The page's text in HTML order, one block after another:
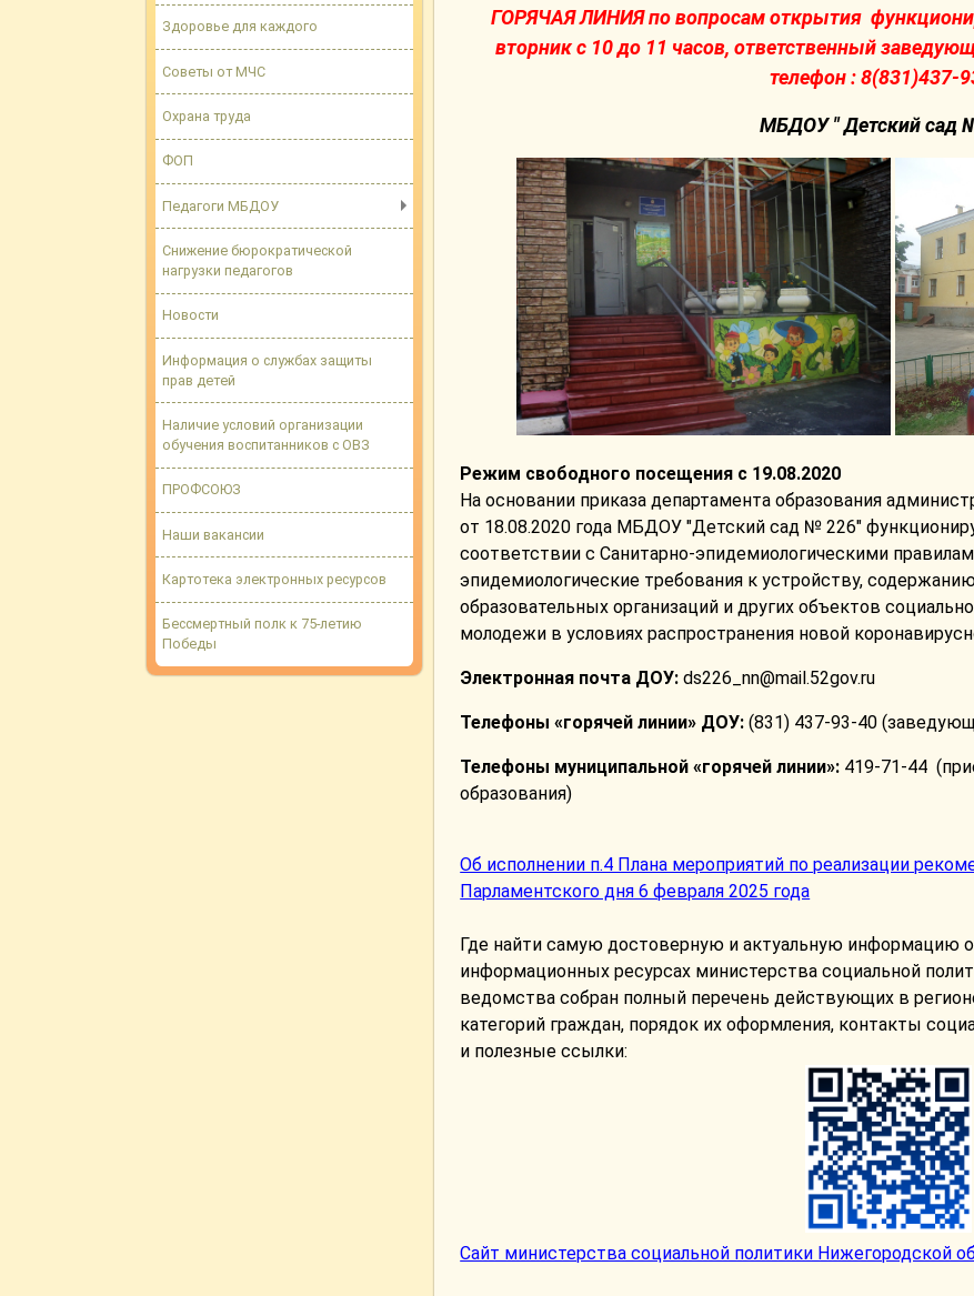
Здоровье для каждого
Советы от МЧС
Охрана труда
ФОП
Педагоги МБДОУ
Снижение бюрократической
нагрузки педагогов
Новости
Информация о службах защиты
прав детей
Наличие условий организации
обучения воспитанников с ОВЗ
ПРОФСОЮЗ
Наши вакансии
Картотека электронных ресурсов
Бессмертный полк к 75-летию
Победы
ГОРЯЧАЯ ЛИНИЯ по вопросам открытия
вторник с 10 до 11 часов, ответственный
телефон : 8(831)437-
МБДОУ " Детский сад
Режим свободного посещения с 19.08.2020
На основании приказа департамента образования
от 18.08.2020 года МБДОУ "Детский сад № 226"
соответствии с Санитарно-эпидемиологическими
эпидемиологические требования к устройству,
образовательных организаций и других объектов
молодежи в условиях распространения новой
Электронная почта ДОУ: ds226_nn@mail.52gov.ru
Телефоны «горячей линии» ДОУ: (831) 437-93-40
Телефоны муниципальной «горячей линии»: 419-71-44
образования)
Об исполнении п.4 Плана мероприятий по реализации
Парламентского дня 6 февраля 2025 года
Где найти самую достоверную и актуальную информацию
информационных ресурсах министерства социальной
ведомства собран полный перечень действующих в
категорий граждан, порядок их оформления, контакты
и полезные ссылки:
Сайт министерства социальной политики Нижегородской